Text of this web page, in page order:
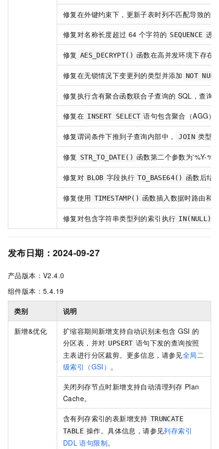
修复在外键约束下，更新子表时列不匹配导致的
修复对名称长度超过 64 个字符的 SEQUENCE 进
修复 AES_DECRYPT() 函数在高并发环境下存在
修复在无锁情况下变更列的类型并添加 NOT NULL
修复执行含有聚合函数联合子查询的 SQL，查询
修复在 INSERT SELECT 语句包含聚合（AGG）
修复谓词条件下推到子查询内部中， JOIN 类型
修复 STR_TO_DATE() 函数第二个参数为'%Y-
修复对 BLOB 字段执行 TO_BASE64() 函数后结
修复使用 TIMESTAMP() 函数插入数据时路由和
修复对包含字符串类型列的索引执行 IN(NULL)
发布日期：2024-09-27
产品版本：V2.4.0
组件版本：5.4.19
类别 说明
新增&优化 扩缩容期间新增支持自动识别未包含 GSI 的
分区表，并对 UPSERT 语句下发的查询按照
主表进行分区裁剪。更多信息，请参见全局二
级索引（GSI） 。
关闭列存节点时新增支持自动清理列存 Plan
Cache。
含有列存索引的表新增支持 TRUNCATE
TABLE 操作。具体信息，请参见列存索引
DDL 语句限制。